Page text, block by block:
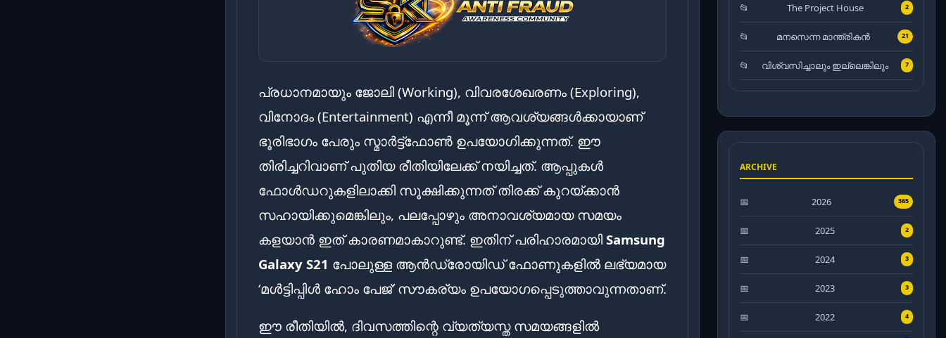
പ്രധാനമായും ജോലി (Working), വിവരശേഖരണം (Exploring),
വിനോദം (Entertainment) എന്നീ മൂന്ന് ആവശ്യങ്ങൾക്കായാണ്
ഭൂരിഭാഗം പേരും സ്മാർട്ട്ഫോൺ ഉപയോഗിക്കുന്നത്. ഈ
തിരിച്ചറിവാണ് പുതിയ രീതിയിലേക്ക് നയിച്ചത്. ആപ്പുകൾ
ഫോൾഡറുകളിലാക്കി സൂക്ഷിക്കുന്നത് തിരക്ക് കുറയ്ക്കാൻ
സഹായിക്കുമെങ്കിലും, പലപ്പോഴും അനാവശ്യമായ സമയം
കളയാൻ ഇത് കാരണമാകാറുണ്ട്. ഇതിന് പരിഹാരമായി Samsung
Galaxy S21 പോലുള്ള ആൻഡ്രോയിഡ് ഫോണുകളിൽ ലഭ്യമായ
‘മൾട്ടിപ്പിൾ ഹോം പേജ്’ സൗകര്യം ഉപയോഗപ്പെടുത്താവുന്നതാണ്.
ഈ രീതിയിൽ, ദിവസത്തിന്റെ വ്യത്യസ്ത സമയങ്ങളിൽ
The Project House 2
മനസെന്ന മാന്ത്രികൻ 21
വിശ്വസിച്ചാലും ഇല്ലെങ്കിലും 7
ARCHIVE
2026 365
2025 2
2024 3
2023 3
2022 4